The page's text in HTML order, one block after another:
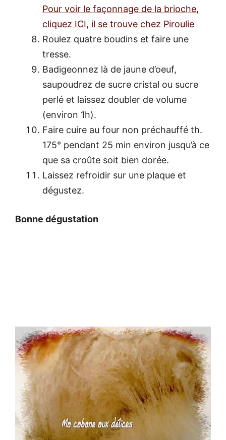
Pour voir le façonnage de la brioche,
cliquez ICI, il se trouve chez Piroulie
Roulez quatre boudins et faire une
tresse.
Badigeonnez là de jaune d’oeuf,
saupoudrez de sucre cristal ou sucre
perlé et laissez doubler de volume
(environ 1h).
Faire cuire au four non préchauffé th.
175° pendant 25 min environ jusqu’à ce
que sa croûte soit bien dorée.
Laissez refroidir sur une plaque et
dégustez.
Bonne dégustation